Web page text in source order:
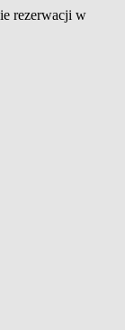
rezerwacji w